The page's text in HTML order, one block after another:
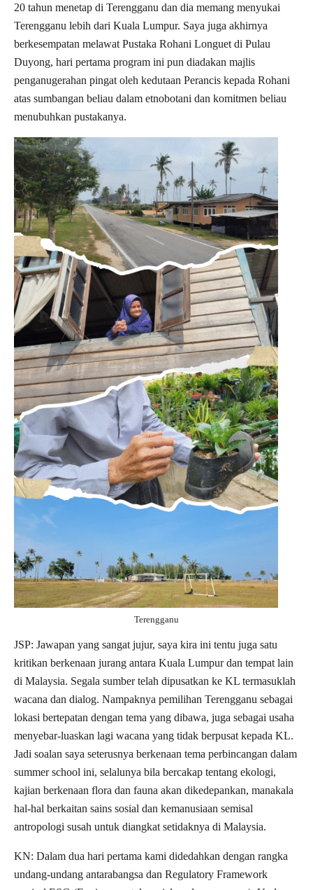
20 tahun menetap di Terengganu dan dia memang menyukai
Terengganu lebih dari Kuala Lumpur. Saya juga akhirnya
berkesempatan melawat Pustaka Rohani Longuet di Pulau
Duyong, hari pertama program ini pun diadakan majlis
penganugerahan pingat oleh kedutaan Perancis kepada Rohani
atas sumbangan beliau dalam etnobotani dan komitmen beliau
menubuhkan pustakanya.
Terengganu
JSP: Jawapan yang sangat jujur, saya kira ini tentu juga satu
kritikan berkenaan jurang antara Kuala Lumpur dan tempat lain
di Malaysia. Segala sumber telah dipusatkan ke KL termasuklah
wacana dan dialog. Nampaknya pemilihan Terengganu sebagai
lokasi bertepatan dengan tema yang dibawa, juga sebagai usaha
menyebar-luaskan lagi wacana yang tidak berpusat kepada KL.
Jadi soalan saya seterusnya berkenaan tema perbincangan dalam
summer school ini, selalunya bila bercakap tentang ekologi,
kajian berkenaan flora dan fauna akan dikedepankan, manakala
hal-hal berkaitan sains sosial dan kemanusiaan semisal
antropologi susah untuk diangkat setidaknya di Malaysia.
KN: Dalam dua hari pertama kami didedahkan dengan rangka
undang-undang antarabangsa dan Regulatory Framework